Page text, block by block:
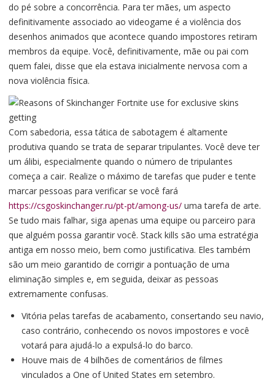
do pé sobre a concorrência. Para ter mães, um aspecto
definitivamente associado ao videogame é a violência dos
desenhos animados que acontece quando impostores retiram
membros da equipe. Você, definitivamente, mãe ou pai com
quem falei, disse que ela estava inicialmente nervosa com a
nova violência física.
Com sabedoria, essa tática de sabotagem é altamente
produtiva quando se trata de separar tripulantes. Você deve ter
um álibi, especialmente quando o número de tripulantes
começa a cair. Realize o máximo de tarefas que puder e tente
marcar pessoas para verificar se você fará
https://csgoskinchanger.ru/pt-pt/among-us/ uma tarefa de arte.
Se tudo mais falhar, siga apenas uma equipe ou parceiro para
que alguém possa garantir você. Stack kills são uma estratégia
antiga em nosso meio, bem como justificativa. Eles também
são um meio garantido de corrigir a pontuação de uma
eliminação simples e, em seguida, deixar as pessoas
extremamente confusas.
Vitória pelas tarefas de acabamento, consertando seu navio,
caso contrário, conhecendo os novos impostores e você
votará para ajudá-lo a expulsá-lo do barco.
Houve mais de 4 bilhões de comentários de filmes
vinculados a One of United States em setembro.